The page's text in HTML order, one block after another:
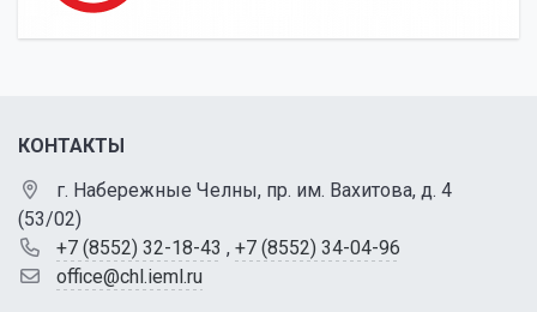
КОНТАКТЫ
г. Набережные Челны, пр. им. Вахитова, д. 4
(53/02)
+7 (8552) 32-18-43 , +7 (8552) 34-04-96
office@chl.ieml.ru